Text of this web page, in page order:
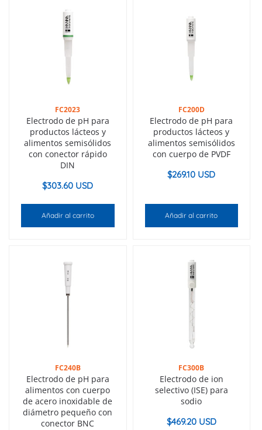
FC2023
Electrodo de pH para
productos lácteos y
alimentos semisólidos
con conector rápido
DIN
$303.60 USD
Añadir al carrito
FC200D
Electrodo de pH para
productos lácteos y
alimentos semisólidos
con cuerpo de PVDF
$269.10 USD
Añadir al carrito
FC240B
Electrodo de pH para
alimentos con cuerpo
de acero inoxidable de
diámetro pequeño con
conector BNC
FC300B
Electrodo de ion
selectivo (ISE) para
sodio
$469.20 USD